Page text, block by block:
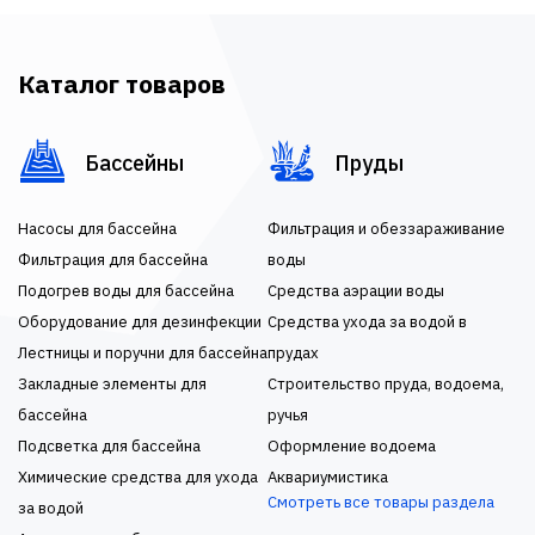
Каталог товаров
Бассейны
Насосы для бассейна
Фильтрация для бассейна
Подогрев воды для бассейна
Оборудование для дезинфекции
Лестницы и поручни для бассейна
Закладные элементы для
бассейна
Подсветка для бассейна
Химические средства для ухода
за водой
Пруды
Фильтрация и обеззараживание
воды
Средства аэрации воды
Средства ухода за водой в
прудах
Строительство пруда, водоема,
ручья
Оформление водоема
Аквариумистика
Смотреть все товары раздела